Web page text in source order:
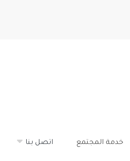
خدمة المجتمع اتصل بنا